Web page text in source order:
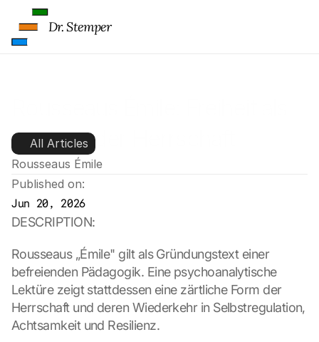
Technik der Herrschaft
All Articles
Rousseaus Émile
Published on:
Jun 20, 2026
DESCRIPTION:
Rousseaus „Émile" gilt als Gründungstext einer
befreienden Pädagogik. Eine psychoanalytische
Lektüre zeigt stattdessen eine zärtliche Form der
Herrschaft und deren Wiederkehr in Selbstregulation,
Achtsamkeit und Resilienz.
Dr. Stemper